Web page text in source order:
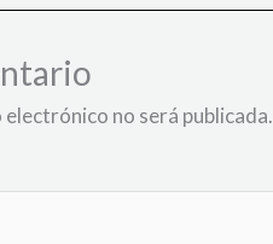
no será publicada.